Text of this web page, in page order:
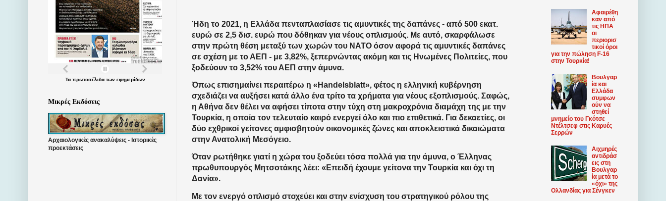
Ήδη το 2021, η Ελλάδα πενταπλασίασε τις αμυντικές της δαπάνες - από 500 εκατ.
ευρώ σε 2,5 δισ. ευρώ που δόθηκαν για νέους οπλισμούς. Με αυτό, σκαρφάλωσε
στην πρώτη θέση μεταξύ των χωρών του ΝΑΤΟ όσον αφορά τις αμυντικές δαπάνες
σε σχέση με το ΑΕΠ - με 3,82%, ξεπερνώντας ακόμη και τις Ηνωμένες Πολιτείες, που
ξοδεύουν το 3,52% του ΑΕΠ στην άμυνα.
Όπως επισημαίνει περαιτέρω η «Handelsblatt», φέτος η ελληνική κυβέρνηση
σχεδιάζει να αυξήσει κατά άλλο ένα τρίτο τα χρήματα για νέους εξοπλισμούς. Σαφώς,
η Αθήνα δεν θέλει να αφήσει τίποτα στην τύχη στη μακροχρόνια διαμάχη της με την
Τουρκία, η οποία τον τελευταίο καιρό ενεργεί όλο και πιο επιθετικά. Για δεκαετίες, οι
δύο εχθρικοί γείτονες αμφισβητούν οικονομικές ζώνες και αποκλειστικά δικαιώματα
στην Ανατολική Μεσόγειο.
Όταν ρωτήθηκε γιατί η χώρα του ξοδεύει τόσα πολλά για την άμυνα, ο Έλληνας
πρωθυπουργός Μητσοτάκης λέει: «Επειδή έχουμε γείτονα την Τουρκία και όχι τη
Δανία».
Με τον ενεργό οπλισμό στοχεύει και στην ενίσχυση του στρατηγικού ρόλου της
Τα πρωτοσέλιδατων εφημερίδων
Μικρές Εκδόσεις
Αρχαιολογικές ανακαλύψεις - Ιστορικές
προεκτάσεις
Αφαιρέθη
καν από
τις ΗΠΑ
οι
περιορισ
τικοί όροι
για την πώληση F-16
στην Τουρκία!
Βουλγαρ
ία και
Ελλάδα
συμφων
ούν να
στηθεί
μνημείο του Γκότσε
Ντέλτσεφ στις Καρυές
Σερρών
Αιχμηρές
αντιδράσ
εις στη
Βουλγαρ
ία μετά το
«όχι» της
Ολλανδίας για Σένγκεν